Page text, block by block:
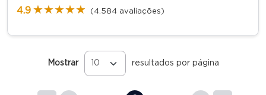
4.9 ★★★★★
★★★★★ (4.584 avaliações)
Mostrar resultados por página